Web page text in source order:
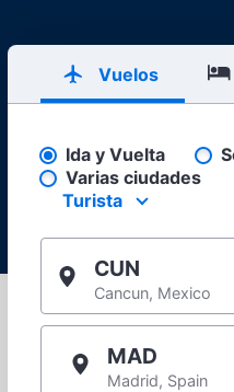
Vuelos
Pick your flight
Ida y Vuelta
Varias ciudades
Select your preferred
Turista
CUN
Cancun, Mexico
MAD
Madrid, Spain